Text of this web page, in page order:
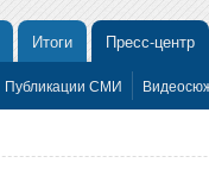
Итоги Пресс-центр
Публикации СМИ